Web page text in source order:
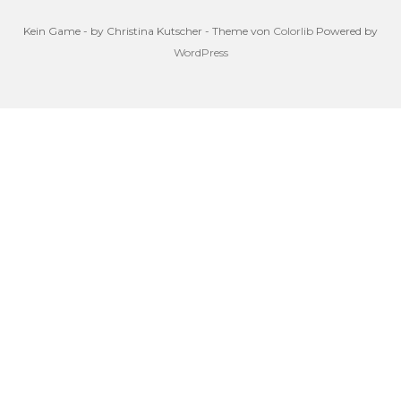
Kein Game - by Christina Kutscher - Theme von Colorlib Powered by
WordPress